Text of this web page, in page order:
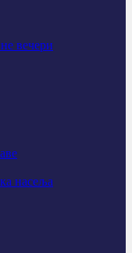
вечери
насеља